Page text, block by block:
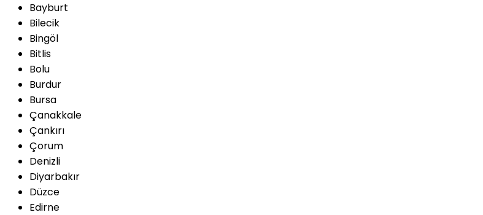
Bayburt
Bilecik
Bingöl
Bitlis
Bolu
Burdur
Bursa
Çanakkale
Çankırı
Çorum
Denizli
Diyarbakır
Düzce
Edirne